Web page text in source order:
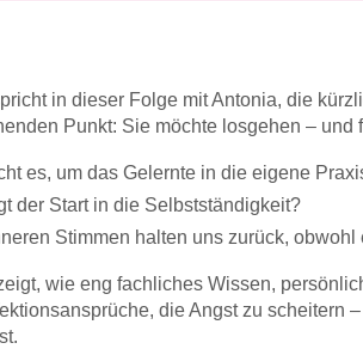
in dieser Folge mit Antonia, die
Punkt: Sie möchte losgehen – und
es, um das Gelernte in die eigene
der Start in die Selbstständigkeit?
Stimmen halten uns zurück,
wie eng fachliches Wissen,
die Angst zu scheitern